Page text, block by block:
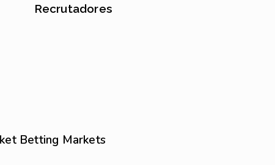
Recrutadores
Betting Markets